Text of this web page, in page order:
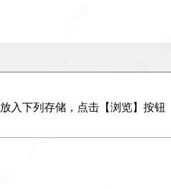
入下列存储，点击【浏览】按钮